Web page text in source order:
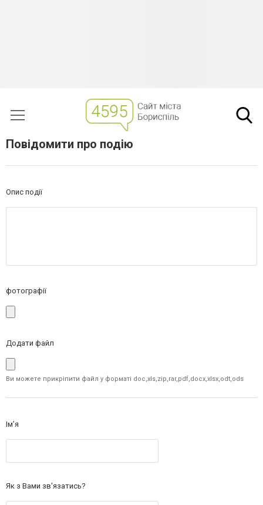
Повідомити про подію
Опис події
фотографії
Додати файл
Ви можете прикріпити файл у форматі doc,xls,zip,rar,pdf,docx,xlsx,odt,ods
Ім’я
Як з Вами зв'язатись?